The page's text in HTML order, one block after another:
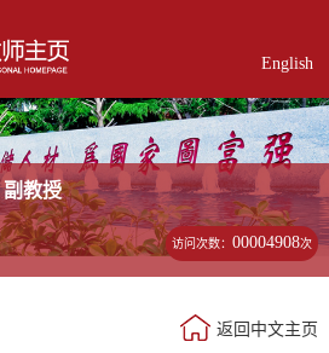
English
副教授
访问次数：00004908次
返回中文主页